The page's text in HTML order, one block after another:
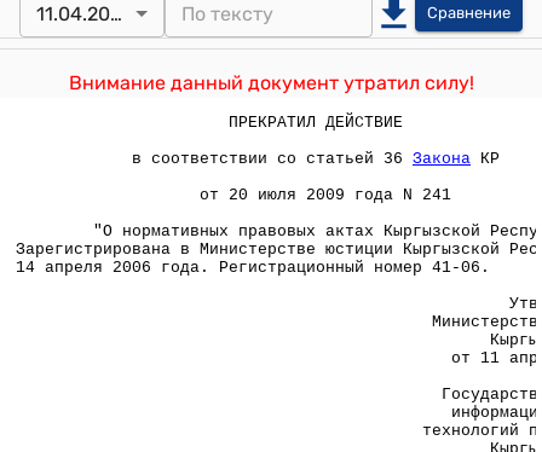
11.04.2006 Сравнение
Внимание данный документ утратил силу!